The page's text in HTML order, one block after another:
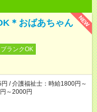
NEW
＊おばあちゃん
ブランクOK
/ 介護福祉士：時給1800円～
～2000円